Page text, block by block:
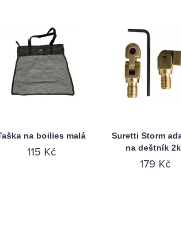
na boilies malá
115 Kč
Suretti Storm
na deštník
179 Kč